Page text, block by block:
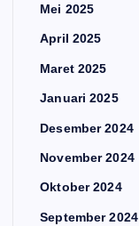
Mei 2025
April 2025
Maret 2025
Januari 2025
Desember 2024
November 2024
Oktober 2024
September 2024